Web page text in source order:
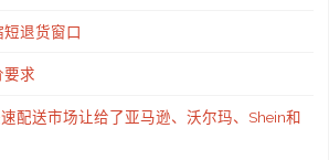
退货窗口
要求
配送市场让给了亚马逊、沃尔玛、Shein和